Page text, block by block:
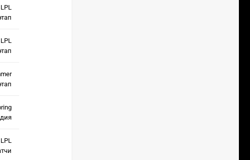
LPL
LPL
LPL